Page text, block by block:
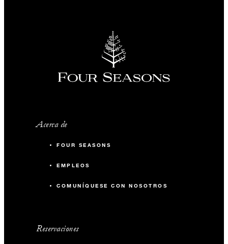
Acerca de
FOUR SEASONS
EMPLEOS
COMUNÍQUESE CON NOSOTROS
Reservaciones